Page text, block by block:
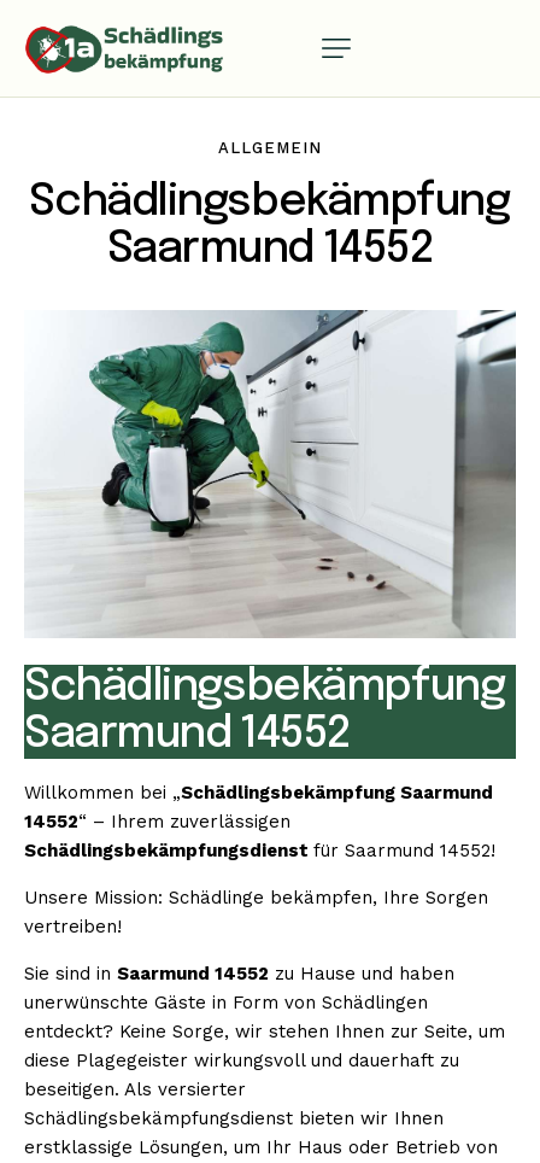
ALLGEMEIN
Schädlingsbekämpfung
Saarmund 14552
Schädlingsbekämpfung
Saarmund 14552
Willkommen bei „Schädlingsbekämpfung Saarmund
14552“ – Ihrem zuverlässigen
Schädlingsbekämpfungsdienst für Saarmund 14552!
Unsere Mission: Schädlinge bekämpfen, Ihre Sorgen
vertreiben!
Sie sind in Saarmund 14552 zu Hause und haben
unerwünschte Gäste in Form von Schädlingen
entdeckt? Keine Sorge, wir stehen Ihnen zur Seite, um
diese Plagegeister wirkungsvoll und dauerhaft zu
beseitigen. Als versierter
Schädlingsbekämpfungsdienst bieten wir Ihnen
erstklassige Lösungen, um Ihr Haus oder Betrieb von